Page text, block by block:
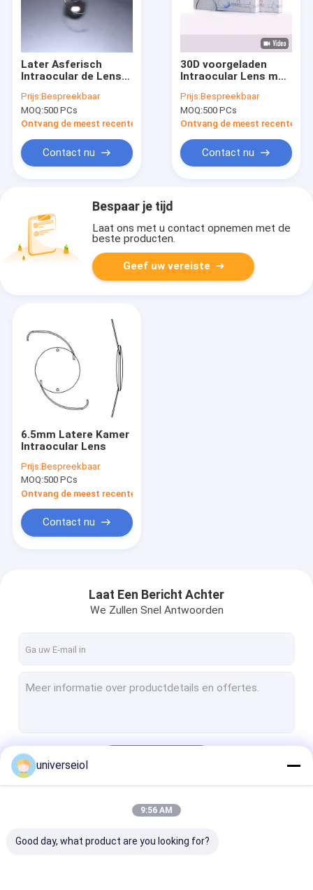
Producten
Later Asferisch
Intraocular de Lens
Stuk IOL van
Monofocal
Prijs:Bespreekbaar
MOQ:500 PCs
Ontvang de meest recente Prijs
Contact nu
30D voorgeladen
Intraocular Lens met
Hydrofiele IOL
Prijs:Bespreekbaar
MOQ:500 PCs
Ontvang de meest recente
Contact nu
Bespaar je tijd
Laat ons met u contact opnemen met de
beste producten.
Geef uw vereiste
6.5mm Latere Kamer
Intraocular Lens
Prijs:Bespreekbaar
MOQ:500 PCs
Ontvang de meest recente Prijs
Contact nu
Laat Een Bericht Achter
We Zullen Snel Antwoorden
universeiol
9:56 AM
Good day, what product are you looking for?